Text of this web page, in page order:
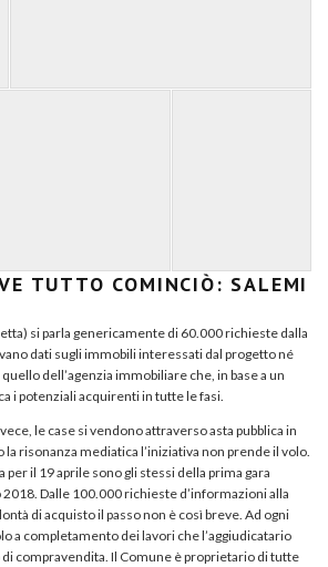
TUTTO COMINCIÒ: SALEMI
si parla genericamente di 60.000 richieste dalla
dati sugli immobili interessati dal progetto né
dell’agenzia immobiliare che, in base a un
i potenziali acquirenti in tutte le fasi.
le case si vendono attraverso asta pubblica in
risonanza mediatica l’iniziativa non prende il volo.
per il 19 aprile sono gli stessi della prima gara
Dalle 100.000 richieste d’informazioni alla
di acquisto il passo non è così breve. Ad ogni
a completamento dei lavori che l’aggiudicatario
compravendita. Il Comune è proprietario di tutte